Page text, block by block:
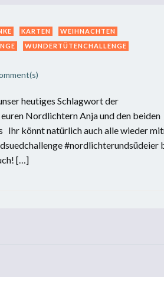
KARTEN
WEIHNACHTEN
WUNDERTÜTENCHALLENGE
heutiges Schlagwort der
Nordlichtern Anja und den beiden
Ihr könnt natürlich auch alle wieder
#nordlichterundsüdeier
[…]